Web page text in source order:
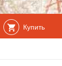
Купить